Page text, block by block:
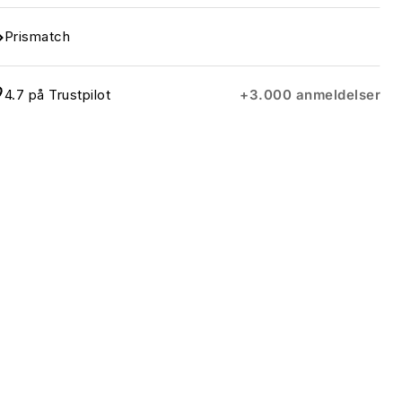
Prismatch
4.7 på Trustpilot +3.000 anmeldelser